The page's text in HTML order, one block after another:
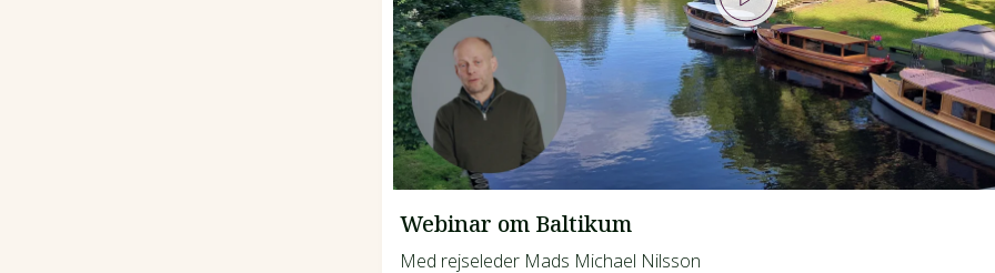
Webinar om Baltikum
Med rejseleder Mads Michael Nilsson